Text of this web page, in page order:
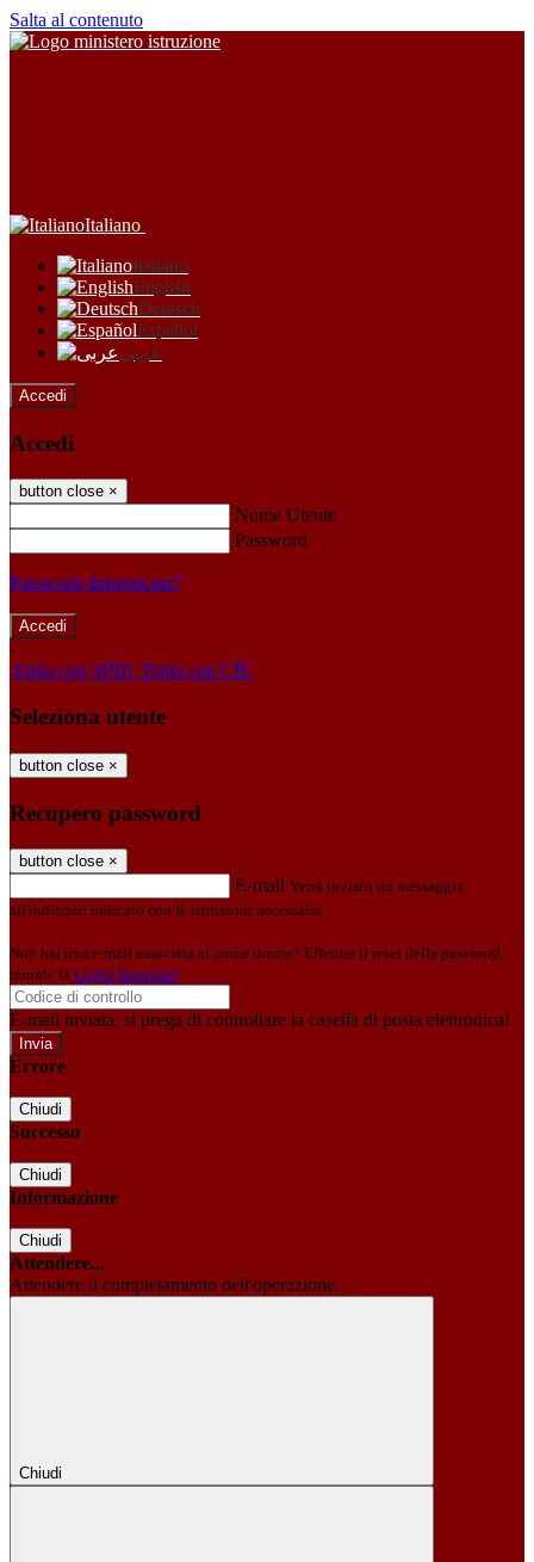
Salta al contenuto
Italiano
Italiano
English
Deutsch
Español
عربى
Accedi
Accedi
button close ×
Nome Utente
Password
Password dimenticata?
-
Entra con SPID Entra con CIE
Seleziona utente
button close ×
Recupero password
button close ×
E-mail Verrà inviato un messaggio
all'indirizzo indicato con le istruzioni necessarie.
Non hai una e-mail associata al nome utente? Effettua il reset della password
tramite la Login Spaggiari
E-mail inviata, si prega di controllare la casella di posta elettronica!
Errore
Chiudi
Successo
Chiudi
Informazione
Chiudi
Attendere...
Attendere il completamento dell'operazione...
Chiudi